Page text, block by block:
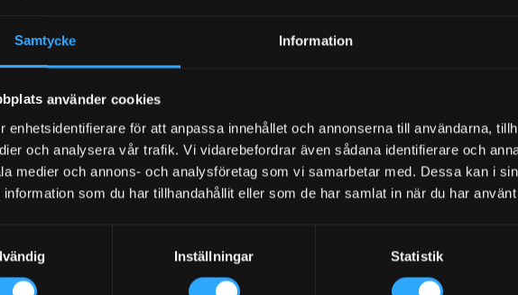
Samtycke Information
använder cookies
enhetsidentifierare för att anpassa innehållet och annonserna till användarna,
och analysera vår trafik. Vi vidarebefordrar även sådana identifierare och
medier och annons- och analysföretag som vi samarbetar med. Dessa kan i
information som du har tillhandahållit eller som de har samlat in när du har
Inställningar Statistik
BESKRIVNING
Dränkbar pump – Centri SP 30 18 volt
Dränkbar pump för diesel, adblue, glykol, vatten etc.
Elmanövrerad centrifugalpump 18 V DC som passar till CAS-batterisystem för
nedsänkbar pump.